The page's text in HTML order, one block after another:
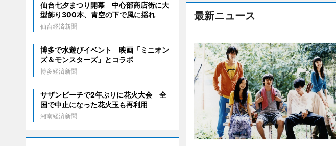
最新ニュース
仙台七夕まつり開幕 中心部商店街に大
型飾り300本、青空の下で風に揺れ
仙台経済新聞
博多で水遊びイベント 映画「ミニオン
ズ＆モンスターズ」とコラボ
博多経済新聞
サザンビーチで2年ぶりに花火大会 全
国で中止になった花火玉も再利用
湘南経済新聞